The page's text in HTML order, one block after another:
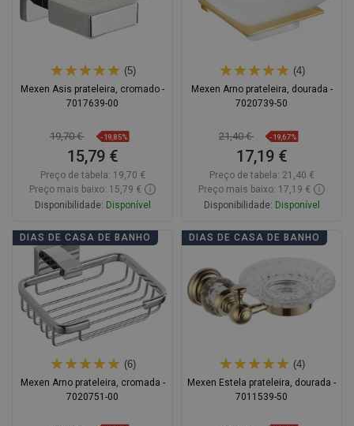
(5)
Mexen Asis prateleira, cromado -
7017639-00
19,70 € -19,85%
15,79 €
Preço de tabela: 19,70 €
Preço mais baixo: 15,79 €
Disponibilidade: Disponível
Adicionar
favorite_border Favoritos
Comparar
(4)
Mexen Arno prateleira, dourada -
7020739-50
21,40 € -19,67%
17,19 €
Preço de tabela: 21,40 €
Preço mais baixo: 17,19 €
Disponibilidade: Disponível
Adicionar
DIAS DE CASA DE BANHO
(6)
Mexen Arno prateleira, cromada -
7020751-00
DIAS DE CASA DE BANHO
(4)
Mexen Estela prateleira, dourada -
7011539-50